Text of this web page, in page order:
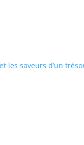
les saveurs d’un